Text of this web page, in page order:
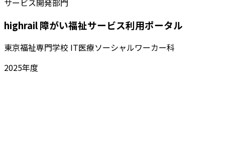
サービス開発部門
highrail 障がい福祉サービス利用ポータル
東京福祉専門学校 IT医療ソーシャルワーカー科
2025年度